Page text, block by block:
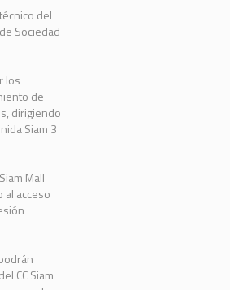
del
Sociedad
los
de
dirigiendo
Siam 3
Mall
acceso
CC Siam